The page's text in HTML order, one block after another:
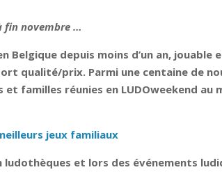
fin novembre …
Belgique depuis moins d’un an, jouable
qualité/prix. Parmi une centaine de
familles réunies en LUDOweekend
jeux familiaux
et lors des événements